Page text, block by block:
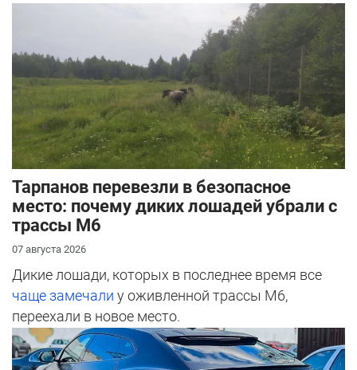
Тарпанов перевезли в безопасное
место: почему диких лошадей убрали с
трассы М6
07 августа 2026
Дикие лошади, которых в последнее время все
чаще замечали у оживленной трассы М6,
переехали в новое место.